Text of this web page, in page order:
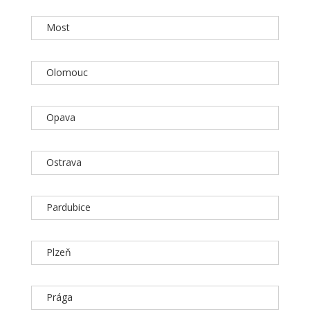
Most
Olomouc
Opava
Ostrava
Pardubice
Plzeň
Prága